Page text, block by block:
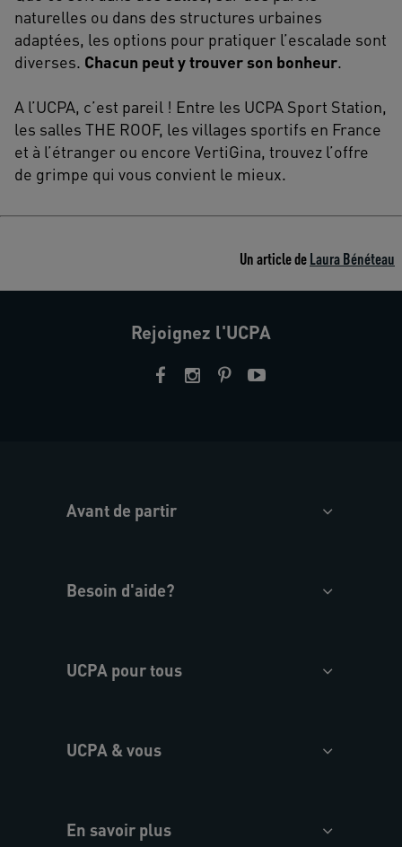
naturelles ou dans des structures urbaines
adaptées, les options pour pratiquer l’escalade sont
diverses. Chacun peut y trouver son bonheur.
A l’UCPA, c’est pareil ! Entre les UCPA Sport Station,
les salles THE ROOF, les villages sportifs en France
et à l’étranger ou encore VertiGina, trouvez l’offre
de grimpe qui vous convient le mieux.
Un article deLaura Bénéteau
Rejoignez l'UCPA
Avant de partir
Besoin d'aide?
UCPA pour tous
UCPA & vous
En savoir plus